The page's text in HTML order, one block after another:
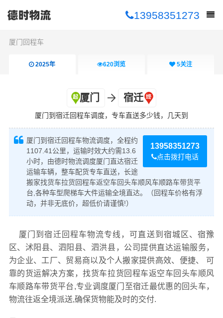
13958351273
厦门回程车
2025年 620浏览 5关注
厦门 宿迁
厦门到宿迁回程车调度，专车直送多少钱，几天到
13958351273
点击拨打电话
厦门到宿迁回程车物流调度，全程约
1107.41公里，运输时效大约需13.6
小时，由德时物流调度厦门直达宿迁
运输车辆，整车配货专车直送，长途
搬家找货车拉货回程车返空车回头车顺风车顺路车带货平
台,各种车型爬梯车大件运输全境直达。（回程车价格有浮
动，并非无底价，超低价请谨慎!）
厦门到宿迁回程车物流专线，可直送到宿城区、宿豫
区、沭阳县、泗阳县、泗洪县，公司提供直达运输服务，
为企业、工厂、贸易商以及个人搬家提供高效、便捷、 可
靠的货运解决方案，找货车拉货回程车返空车回头车顺风
车顺路车带货平台,专业调度厦门至宿迁最优惠的回头车，
物流往返全境派送,确保货物能及时的交付.